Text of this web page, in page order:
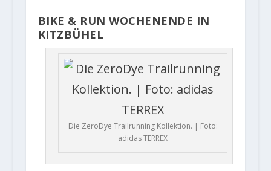
BIKE & RUN WOCHENENDE IN
KITZBÜHEL
Die ZeroDye Trailrunning Kollektion. | Foto:
adidas TERREX